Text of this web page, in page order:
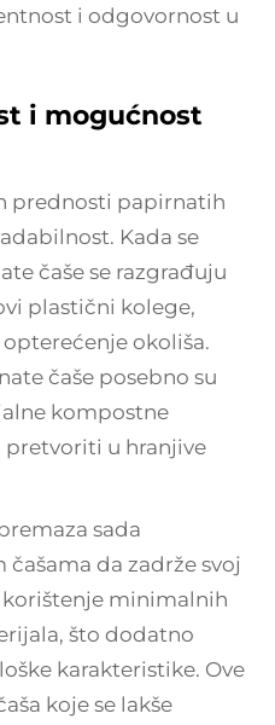
i odgovornost u
i mogućnost
prednosti papirnatih
Kada se
čaše se razgrađuju
plastični kolege,
okoliša.
čaše posebno su
kompostne
pretvoriti u hranjive
sada
da zadrže svoj
minimalnih
što dodatno
karakteristike. Ove
koje se lakše